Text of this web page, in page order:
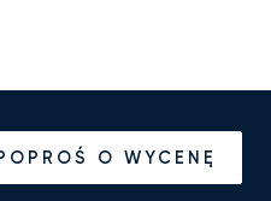
O WYCENĘ